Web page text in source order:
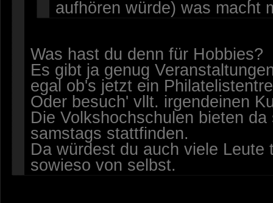
aufhören würde) was macht
Was hast du denn für Hobbies?
Es gibt ja genug
egal ob's jetzt ein
Oder besuch' vllt. irgendeinen
Die Volkshochschulen bieten
samstags stattfinden.
Da würdest du auch viele
sowieso von selbst.